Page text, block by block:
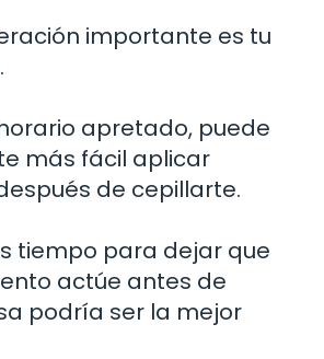
importante es tu
apretado, puede
más fácil aplicar
de cepillarte.
tiempo para dejar que
actúe antes de
podría ser la mejor